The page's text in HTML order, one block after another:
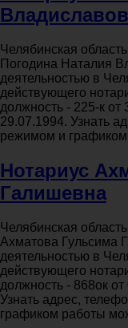
Челябинская
Погодина Наталия
деятельностью в
действующего
должность - 225-к от
29.07.1994. Узнать
режимом и
Нотариус
Галишевна
Челябинская
Ахматова Гульсима
деятельностью в
действующего
должность - 868ок
Узнать адрес,
графиком работы